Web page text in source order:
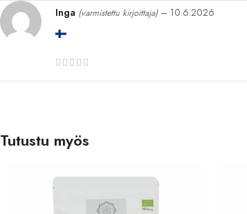
Inga (varmistettu kirjoittaja) – 10.6.2026
Tutustu myös